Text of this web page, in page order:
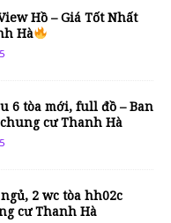
Hồ – Giá Tốt Nhất
Hà
6 tòa mới, full đồ – Ban
chung cư Thanh Hà
2 wc tòa hh02c
cư Thanh Hà